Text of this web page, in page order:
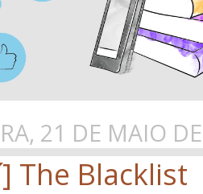
21 DE MAIO
The Blacklist